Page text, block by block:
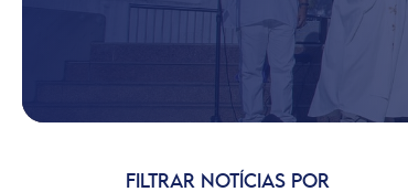
FILTRAR NOTÍCIAS POR